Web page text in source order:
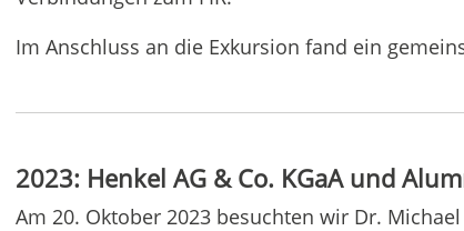
Im Anschluss an die Exkursion fand ein
2023: Henkel AG & Co. KGaA und
Am 20. Oktober 2023 besuchten wir Dr.